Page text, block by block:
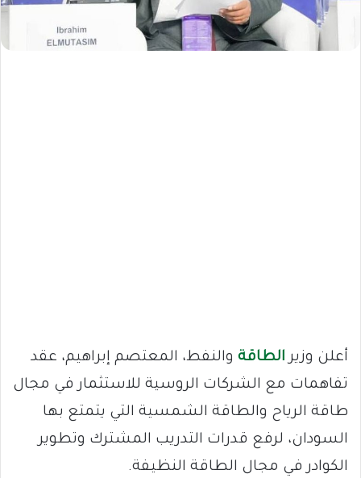
أعلن وزيرالطاقة والنفط، المعتصم إبراهيم، عقد
تفاهمات مع الشركات الروسية للاستثمار في مجال
طاقة الرياح والطاقة الشمسية التي يتمتع بها
السودان، لرفع قدرات التدريب المشترك وتطوير
الكوادر في مجال الطاقة النظيفة.